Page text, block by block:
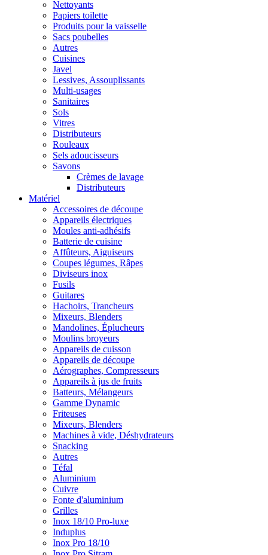
Nettoyants
Papiers toilette
Produits pour la vaisselle
Sacs poubelles
Autres
Cuisines
Javel
Lessives, Assouplissants
Multi-usages
Sanitaires
Sols
Vitres
Distributeurs
Rouleaux
Sels adoucisseurs
Savons
Crèmes de lavage
Distributeurs
Matériel
Accessoires de découpe
Appareils électriques
Moules anti-adhésifs
Batterie de cuisine
Affûteurs, Aiguiseurs
Coupes légumes, Râpes
Diviseurs inox
Fusils
Guitares
Hachoirs, Trancheurs
Mixeurs, Blenders
Mandolines, Éplucheurs
Moulins broyeurs
Appareils de cuisson
Appareils de découpe
Aérographes, Compresseurs
Appareils à jus de fruits
Batteurs, Mélangeurs
Gamme Dynamic
Friteuses
Mixeurs, Blenders
Machines à vide, Déshydrateurs
Snacking
Autres
Téfal
Aluminium
Cuivre
Fonte d'aluminium
Grilles
Inox 18/10 Pro-luxe
Induplus
Inox Pro 18/10